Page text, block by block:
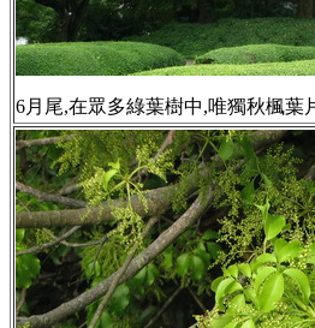
6月尾,在眾多綠葉樹中,唯獨秋楓葉